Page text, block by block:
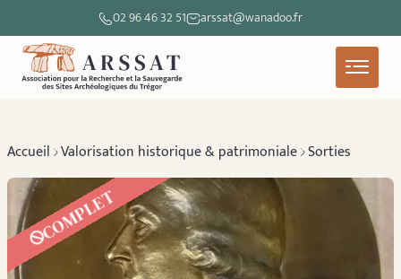
02 96 46 32 51 arssat@wanadoo.fr
Accueil Valorisation historique & patrimoniale Sorties
COMPLET